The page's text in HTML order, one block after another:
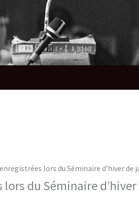
lors du Séminaire d’hiver de
du Séminaire